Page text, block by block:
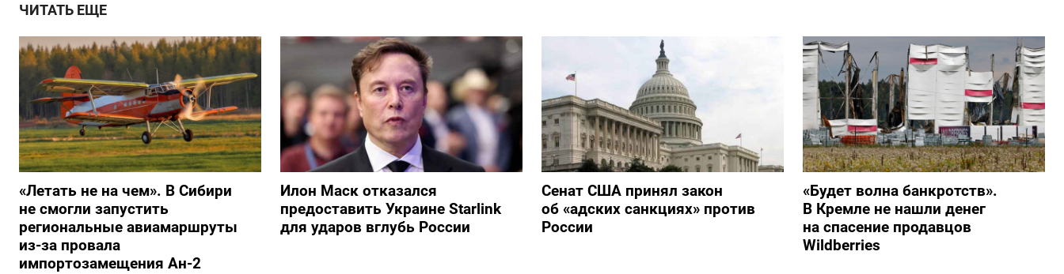
ЧИТАТЬ ЕЩЕ
«Летать не на чем». В Сибири
не смогли запустить
региональные авиамаршруты
из-за провала
импортозамещения Ан-2
Илон Маск отказался
предоставить Украине Starlink
для ударов вглубь России
Сенат США принял закон
об «адских санкциях» против
России
«Будет волна банкротств».
В Кремле не нашли денег
на спасение продавцов
Wildberries